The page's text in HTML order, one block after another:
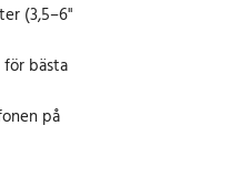
(3,5–6"
bästa
på